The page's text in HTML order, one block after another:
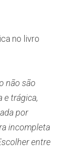
no livro
não são
e trágica,
por
incompleta
entre